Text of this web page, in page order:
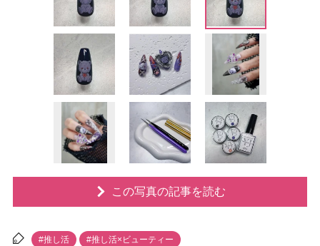
この写真の記事を読む
#推し活 #推し活×ビューティー